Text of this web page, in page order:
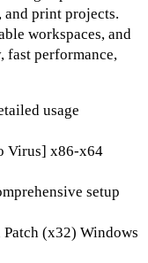
and print projects.
workspaces, and
performance,
usage
Virus] x86-x64
setup
(x32) Windows